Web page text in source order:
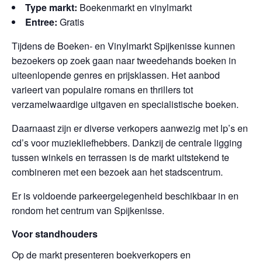
Type markt: Boekenmarkt en vinylmarkt
Entree: Gratis
Tijdens de Boeken- en Vinylmarkt Spijkenisse kunnen
bezoekers op zoek gaan naar tweedehands boeken in
uiteenlopende genres en prijsklassen. Het aanbod
varieert van populaire romans en thrillers tot
verzamelwaardige uitgaven en specialistische boeken.
Daarnaast zijn er diverse verkopers aanwezig met lp’s en
cd’s voor muziekliefhebbers. Dankzij de centrale ligging
tussen winkels en terrassen is de markt uitstekend te
combineren met een bezoek aan het stadscentrum.
Er is voldoende parkeergelegenheid beschikbaar in en
rondom het centrum van Spijkenisse.
Voor standhouders
Op de markt presenteren boekverkopers en